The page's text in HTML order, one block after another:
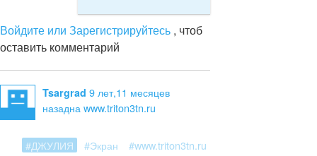
Войдите или Зарегистрируйтесь , чтоб
оставить комментарий
Tsargrad 9 лет,11 месяцев
назадна www.triton3tn.ru
#ДЖУЛИЯ #Экран #www.triton3tn.ru